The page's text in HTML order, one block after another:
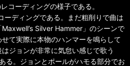
コーディングの様子である。
ーディングである。まだ粗削りで曲は
Silver Hammer」のシーンで
て実際に本物のハンマーを鳴らして
ジョンが非常に気怠い感じで歌う
る。ジョンとポールがハモる部分でお